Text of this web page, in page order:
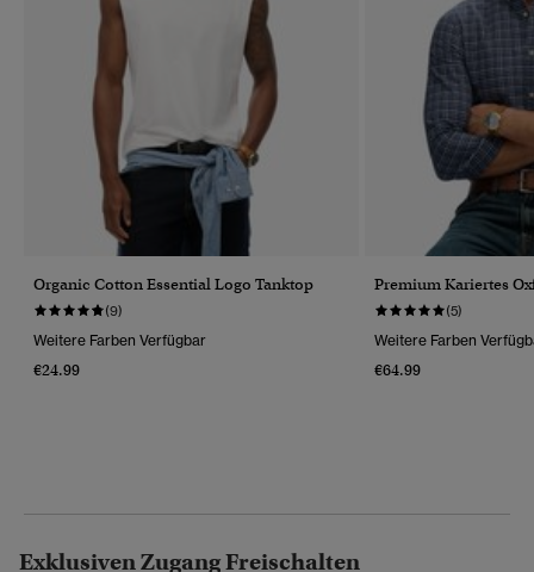
Organic Cotton Essential Logo Tanktop
(9)
Weitere Farben Verfügbar
€24.99
Premium Kariertes
(5)
Weitere Farben
€64.99
Exklusiven Zugang Freischalten